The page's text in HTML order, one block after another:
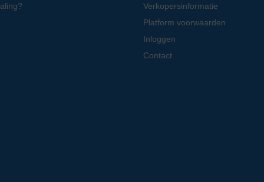
Verkopersinformatie
Platform voorwaarden
Inloggen
Contact